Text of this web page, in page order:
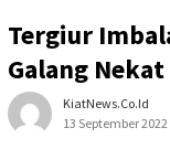
Tergiur
Galang
KiatNews.co.id
13 September 2022